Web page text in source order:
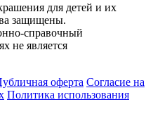
для детей и их
защищены.
справочный
не является
оферта Согласие на
Политика использования